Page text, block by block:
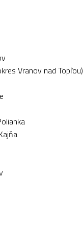
Vranov nad Topľou)